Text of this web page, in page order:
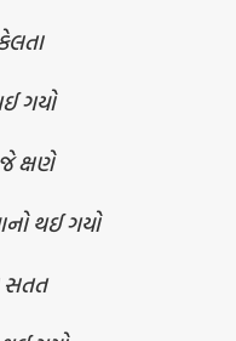
ગયો
ક્ષણે
થઈ ગયો
સતત